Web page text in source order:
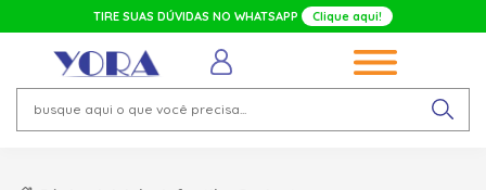
TIRE SUAS DÚVIDAS NO WHATSAPP Clique aqui!